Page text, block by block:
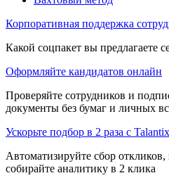
Корпоративная поддержка
Какой соцпакет вы предлагаете
Оформляйте кандидатов онлайн
Проверяйте сотрудников и
документы без бумаг и личных
Ускорьте подбор в 2 раза с Talantix
Автоматизируйте сбор откликов,
собирайте аналитику в 2 клика